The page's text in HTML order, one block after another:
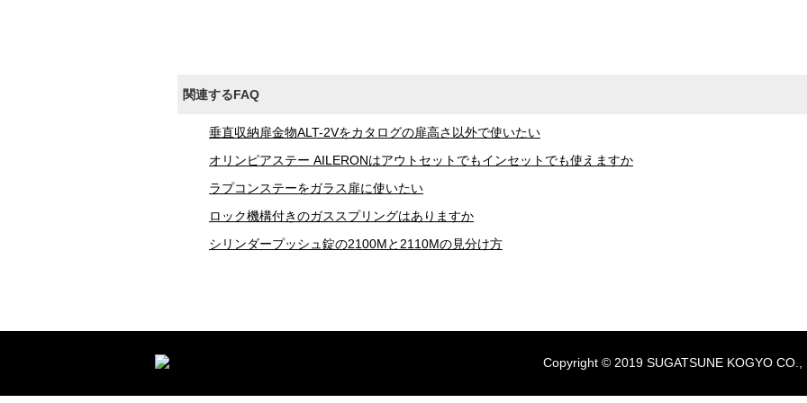
関連するFAQ
垂直収納扉金物ALT-2Vをカタログの扉高さ以外で使いたい
オリンピアステー AILERONはアウトセットでもインセットでも使えますか
ラプコンステーをガラス扉に使いたい
ロック機構付きのガススプリングはありますか
シリンダープッシュ錠の2100Mと2110Mの見分け方
Copyright © 2019 SUGATSUNE KOGYO CO.,